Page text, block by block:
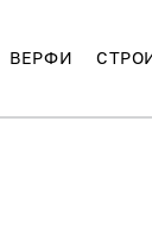
ВЕРФИ